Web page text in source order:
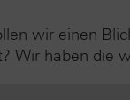
wir einen
Wir haben die